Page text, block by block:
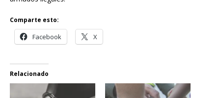
Comparte esto:
Facebook X
Relacionado